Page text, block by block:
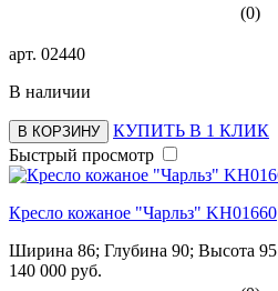
(0)
арт. 02440
В наличии
В КОРЗИНУ
КУПИТЬ В 1 КЛИК
Быстрый просмотр
Кресло кожаное "Чарльз" KH01660
Ширина 86; Глубина 90; Высота 95
140 000 руб.